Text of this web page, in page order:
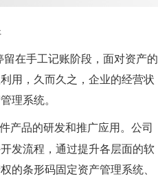
留在手工记账阶段，面对资产的
用，久而久之，企业的经营状
理系统。
产品的研发和推广应用。公司
发流程，通过提升各层面的软
的条形码固定资产管理系统、